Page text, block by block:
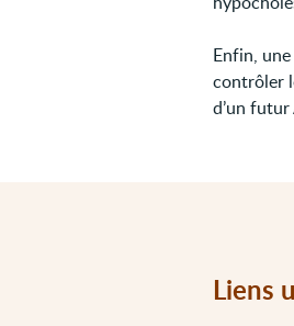
Enfin,
contrôler
d’un futur
Liens